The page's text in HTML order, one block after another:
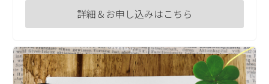
詳細＆お申し込みはこちら